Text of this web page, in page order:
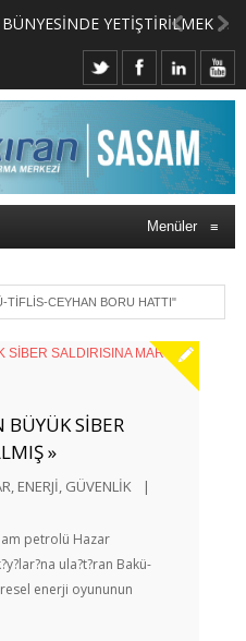
MERKEZİMİZ BÜNYESİNDE YETİŞTİRİLMEK ÜZERE GÖNÜLLÜ ÜLKE MASASI UZMANI VE UZMAN ADAYLARI ARIYORUZ
Menüler ≡
TIFLIS-CEYHAN BORU HATTI"
BÜYÜK SİBER
»
ENERJİ GÜVENLİK
|
petrolü Hazar
ula?t?ran Bakü-
enerji oyununun